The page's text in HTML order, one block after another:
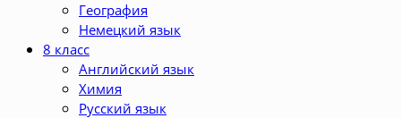
География
Немецкий язык
8 класс
Английский язык
Химия
Русский язык